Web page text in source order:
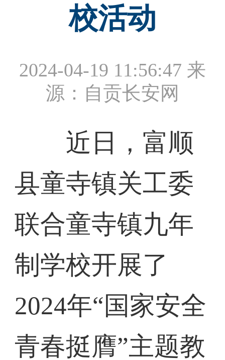
校活动
2024-04-19 11:56:47 来
源：自贡长安网
近日，富顺
县童寺镇关工委
联合童寺镇九年
制学校开展了
2024年“国家安全
青春挺膺”主题教